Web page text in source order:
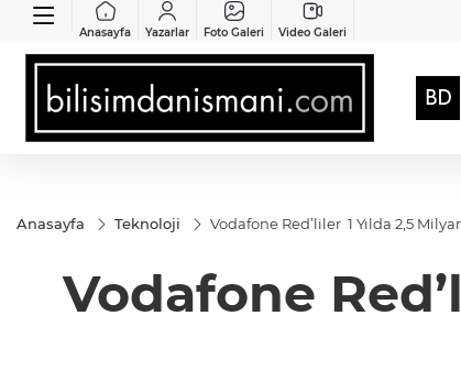
Anasayfa Yazarlar Foto Galeri Video Galeri
Anasayfa Teknoloji Vodafone Red’liler 1 Yılda 2,5
Vodafone